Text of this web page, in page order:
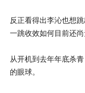
反正看得出李沁也想
一跳收效如何目前还尚
从开机到去年年底杀
的眼球。